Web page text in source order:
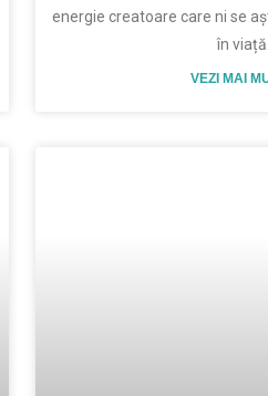
energie creatoare care ni se
în viață.
VEZI MAI